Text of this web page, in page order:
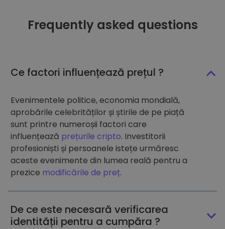
Frequently asked questions
Ce factori influențează prețul ?
Evenimentele politice, economia mondială,
aprobările celebrităților și știrile de pe piață
sunt printre numeroșii factori care
influențează prețurile cripto. Investitorii
profesioniști și persoanele istețe urmăresc
aceste evenimente din lumea reală pentru a
prezice modificările de preț.
De ce este necesară verificarea
identității pentru a cumpăra ?